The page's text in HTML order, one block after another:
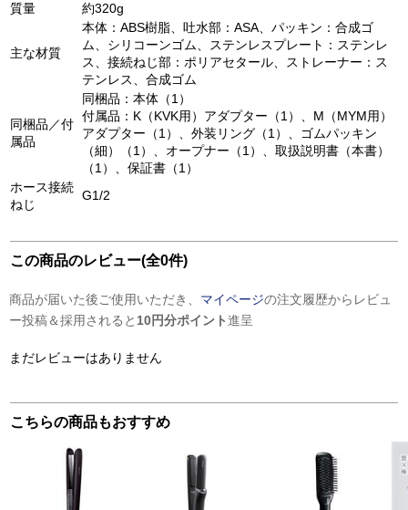
質量
約320g
主な材質
本体：ABS樹脂、吐水部：ASA、パッキン：合成ゴ
ム、シリコーンゴム、ステンレスプレート：ステンレ
ス、接続ねじ部：ポリアセタール、ストレーナー：ス
テンレス、合成ゴム
同梱品／付
属品
同梱品：本体（1）
付属品：K（KVK用）アダプター（1）、M（MYM用）
アダプター（1）、外装リング（1）、ゴムパッキン
（細）（1）、オープナー（1）、取扱説明書（本書）
（1）、保証書（1）
ホース接続
ねじ
G1/2
この商品のレビュー(全0件)
商品が届いた後ご使用いただき、 マイページの注文履歴からレビュ
ー投稿＆採用されると 10円分ポイント進呈
まだレビューはありません
こちらの商品もおすすめ